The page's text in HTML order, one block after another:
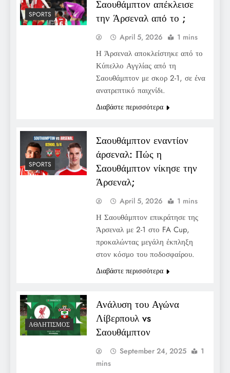
SPORTS
Σαουθάμπτον απέκλεισε
την Άρσεναλ από το ;
April 5, 2026 1 mins
Η Άρσεναλ αποκλείστηκε από το
Κύπελλο Αγγλίας από τη
Σαουθάμπτον με σκορ 2-1, σε ένα
ανατρεπτικό παιχνίδι.
Διαβάστε περισσότερα
SPORTS
Σαουθάμπτον εναντίον
άρσεναλ: Πώς η
Σαουθάμπτον νίκησε την
Άρσεναλ;
April 5, 2026 1 mins
Η Σαουθάμπτον επικράτησε της
Άρσεναλ με 2-1 στο FA Cup,
προκαλώντας μεγάλη έκπληξη
στον κόσμο του ποδοσφαίρου.
Διαβάστε περισσότερα
ΑΘΛΗΤΙΣΜΌΣ
Ανάλυση του Αγώνα
Λίβερπουλ vs
Σαουθάμπτον
September 24, 2025
1
mins